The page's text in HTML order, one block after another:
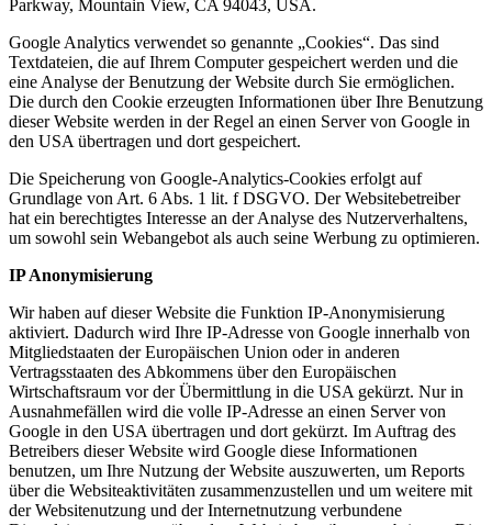
Parkway, Mountain View, CA 94043, USA.
Google Analytics verwendet so genannte „Cookies“. Das sind
Textdateien, die auf Ihrem Computer gespeichert werden und die
eine Analyse der Benutzung der Website durch Sie ermöglichen.
Die durch den Cookie erzeugten Informationen über Ihre Benutzung
dieser Website werden in der Regel an einen Server von Google in
den USA übertragen und dort gespeichert.
Die Speicherung von Google-Analytics-Cookies erfolgt auf
Grundlage von Art. 6 Abs. 1 lit. f DSGVO. Der Websitebetreiber
hat ein berechtigtes Interesse an der Analyse des Nutzerverhaltens,
um sowohl sein Webangebot als auch seine Werbung zu optimieren.
IP Anonymisierung
Wir haben auf dieser Website die Funktion IP-Anonymisierung
aktiviert. Dadurch wird Ihre IP-Adresse von Google innerhalb von
Mitgliedstaaten der Europäischen Union oder in anderen
Vertragsstaaten des Abkommens über den Europäischen
Wirtschaftsraum vor der Übermittlung in die USA gekürzt. Nur in
Ausnahmefällen wird die volle IP-Adresse an einen Server von
Google in den USA übertragen und dort gekürzt. Im Auftrag des
Betreibers dieser Website wird Google diese Informationen
benutzen, um Ihre Nutzung der Website auszuwerten, um Reports
über die Websiteaktivitäten zusammenzustellen und um weitere mit
der Websitenutzung und der Internetnutzung verbundene